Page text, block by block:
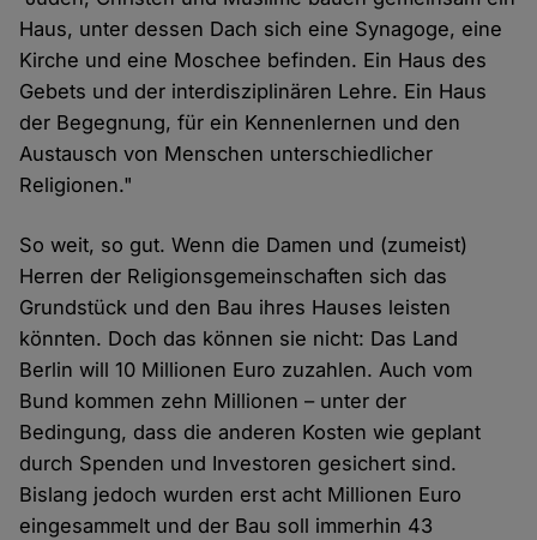
Haus, unter dessen Dach sich eine Synagoge, eine
Kirche und eine Moschee befinden. Ein Haus des
Gebets und der interdisziplinären Lehre. Ein Haus
der Begegnung, für ein Kennenlernen und den
Austausch von Menschen unterschiedlicher
Religionen."
So weit, so gut. Wenn die Damen und (zumeist)
Herren der Religionsgemeinschaften sich das
Grundstück und den Bau ihres Hauses leisten
könnten. Doch das können sie nicht: Das Land
Berlin will 10 Millionen Euro zuzahlen. Auch vom
Bund kommen zehn Millionen – unter der
Bedingung, dass die anderen Kosten wie geplant
durch Spenden und Investoren gesichert sind.
Bislang jedoch wurden erst acht Millionen Euro
eingesammelt und der Bau soll immerhin 43